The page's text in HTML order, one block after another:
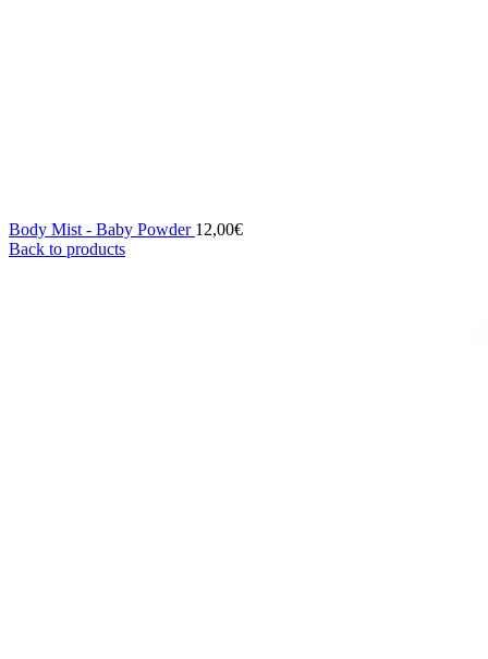
Body Mist - Baby Powder 12,00€
Back to products